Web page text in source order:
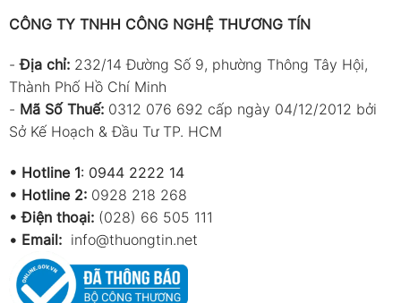
CÔNG TY TNHH CÔNG NGHỆ THƯƠNG TÍN
-Địa chỉ: 232/14 Đường Số 9, phường Thông Tây Hội,
Thành Phố Hồ Chí Minh
- Mã Số Thuế: 0312 076 692 cấp ngày 04/12/2012 bởi
Sở Kế Hoạch & Đầu Tư TP. HCM
• Hotline 1: 0944 2222 14
• Hotline 2: 0928 218 268
• Điện thoại: (028) 66 505 111
• Email: info@thuongtin.net